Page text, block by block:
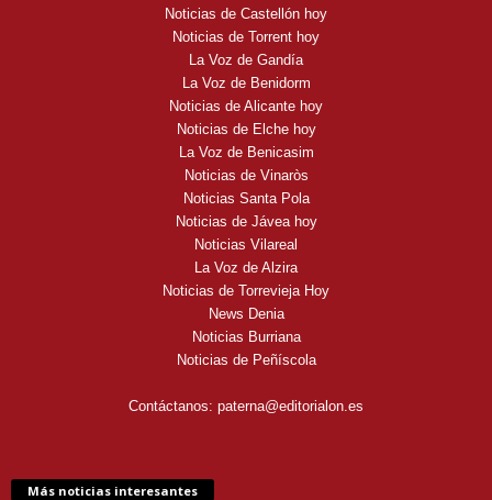
Noticias de Castellón hoy
Noticias de Torrent hoy
La Voz de Gandía
La Voz de Benidorm
Noticias de Alicante hoy
Noticias de Elche hoy
La Voz de Benicasim
Noticias de Vinaròs
Noticias Santa Pola
Noticias de Jávea hoy
Noticias Vilareal
La Voz de Alzira
Noticias de Torrevieja Hoy
News Denia
Noticias Burriana
Noticias de Peñíscola
Contáctanos: paterna@editorialon.es
Más noticias interesantes